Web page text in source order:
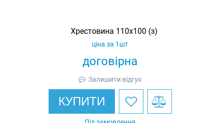
Хрестовина 110х100 (з)
договірна
ціна за 1шт
Залишити відгук
КУПИТИ